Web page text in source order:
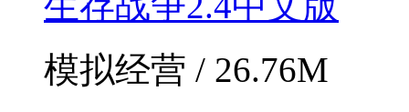
模拟经营 / 26.76M